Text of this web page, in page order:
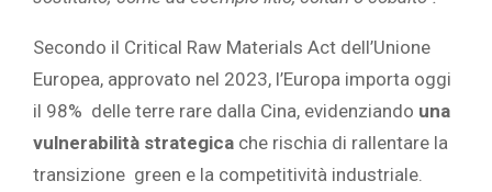
Secondo il Critical Raw Materials Act dell’Unione
Europea, approvato nel 2023, l’Europa importa oggi
il 98% delle terre rare dalla Cina, evidenziando una
vulnerabilità strategica che rischia di rallentare la
transizione green e la competitività industriale.